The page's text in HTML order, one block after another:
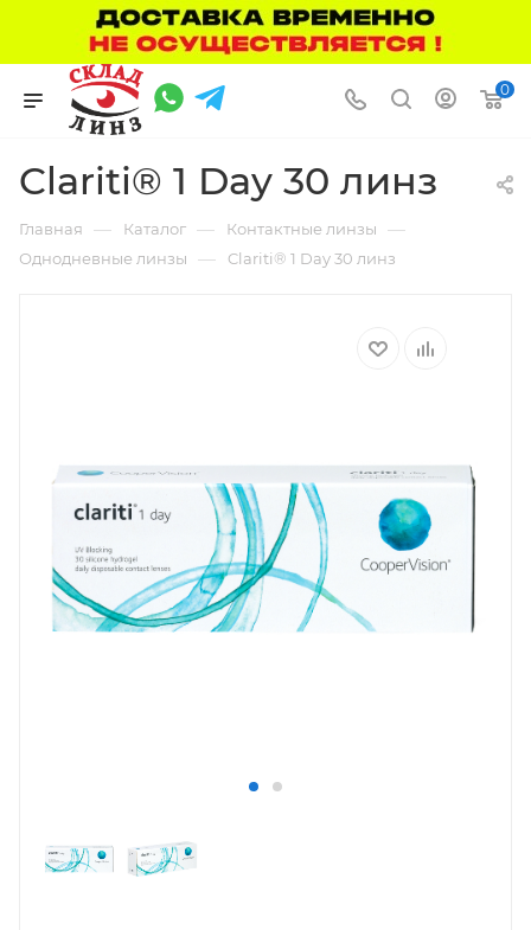
0
Clariti® 1 Day 30 линз
Главная — Каталог — Контактные линзы —
Однодневные линзы — Clariti® 1 Day 30 линз